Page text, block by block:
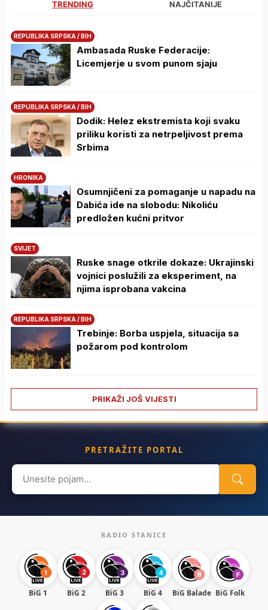
TRENDING NAJČITANIJE
REPUBLIKA SRPSKA / BIH
Ambasada Ruske Federacije:
Licemjerje u svom punom sjaju
REPUBLIKA SRPSKA / BIH
Dodik: Helez ekstremista koji svaku
priliku koristi za netrpeljivost prema
Srbima
HRONIKA
Osumnjičeni za pomaganje u napadu na
Dabića ide na slobodu: Nikoliću
predložen kućni pritvor
SVIJET
Ruske snage otkrile dokaze: Ukrajinski
vojnici poslužili za eksperiment, na
njima isprobana vakcina
REPUBLIKA SRPSKA / BIH
Trebinje: Borba uspjela, situacija sa
požarom pod kontrolom
PRIKAŽI JOŠ VIJESTI
PRETRAŽITE PORTAL
Search
for:
RADIO STANICE
BiG 1 BiG 2 BiG 3 BiG 4 BiG Balade BiG Folk